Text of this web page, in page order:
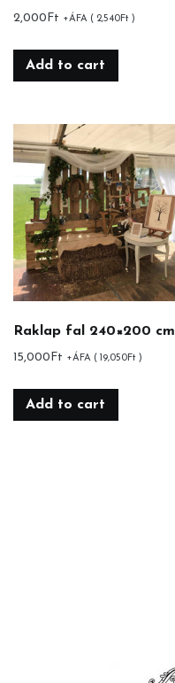
2,000 Ft +ÁFA ( 2,540Ft )
Add to cart
Raklap fal 240×200 cm
15,000 Ft +ÁFA ( 19,050Ft )
Add to cart